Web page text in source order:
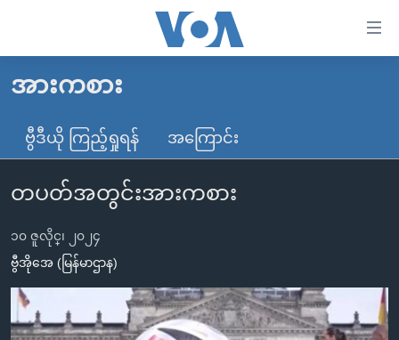
လွယ်ကူ
သည့်
များ
ပင်မ
အကြောင်းအရာ
ကျော်
ကြည့်
မူလစာမျက်နှာ
မြန်မာ
ကမ္ဘာ့သတင်းများ
နိုင်ငံတကာ
တရုတ်
အစ္စရေး-ပါလက်စတိုင်း
ဗွီဒီယို
ရပ်ဝန်းတခု လမ်းတခု အလွန်
အင်္ဂလိပ်စာလေ့လာမယ်
အမေရိကန်သုံးအီဒီယံ
အပတ်စဉ်ကဏ္ဍများ
အားကစား
ဗွီဒီယို ကြည့်ရှုရန် အကြောင်း
တပတ်အတွင်းအားကစား
၁၀ ဇူလိုင္၊ ၂၀၂၄
ဗွီအိုအေ (မြန်မာဌာန)